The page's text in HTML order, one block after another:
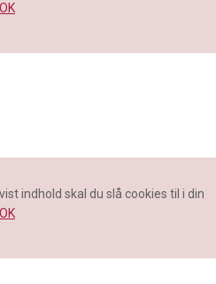
OK
indhold skal du slå cookies til i din
OK